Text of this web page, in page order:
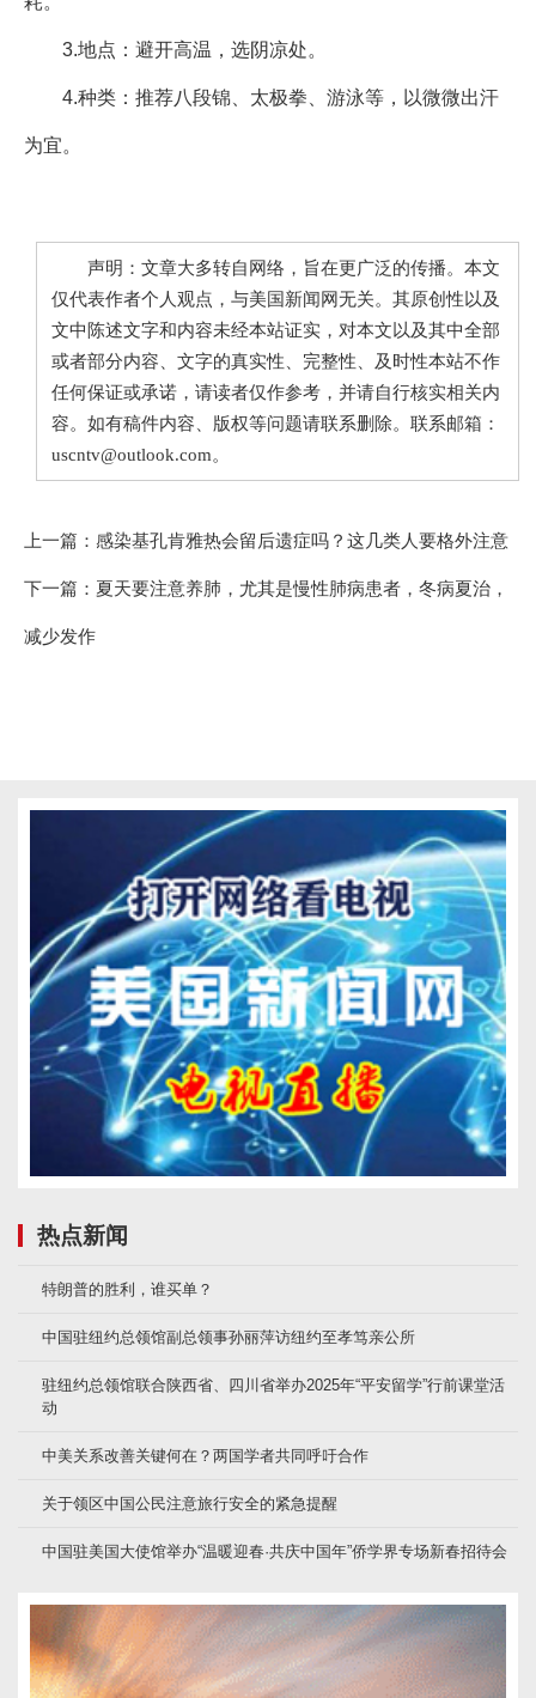
3.地点：避开高温，选阴凉处。
4.种类：推荐八段锦、太极拳、游泳等，以微微出汗
为宜。
声明：文章大多转自网络，旨在更广泛的传播。本文
仅代表作者个人观点，与美国新闻网无关。其原创性以及
文中陈述文字和内容未经本站证实，对本文以及其中全部
或者部分内容、文字的真实性、完整性、及时性本站不作
任何保证或承诺，请读者仅作参考，并请自行核实相关内
容。如有稿件内容、版权等问题请联系删除。联系邮箱：
uscntv@outlook.com。
上一篇： 感染基孔肯雅热会留后遗症吗？这几类人要格外注意
下一篇： 夏天要注意养肺，尤其是慢性肺病患者，冬病夏治，
减少发作
热点新闻
特朗普的胜利，谁买单？
中国驻纽约总领馆副总领事孙丽萍访纽约至孝笃亲公所
驻纽约总领馆联合陕西省、四川省举办2025年“平安留学”行前课堂活
动
中美关系改善关键何在？两国学者共同呼吁合作
关于领区中国公民注意旅行安全的紧急提醒
中国驻美国大使馆举办“温暖迎春·共庆中国年”侨学界专场新春招待会